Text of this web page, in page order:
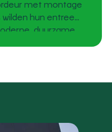
met montage
hun entree
duurzame
in één